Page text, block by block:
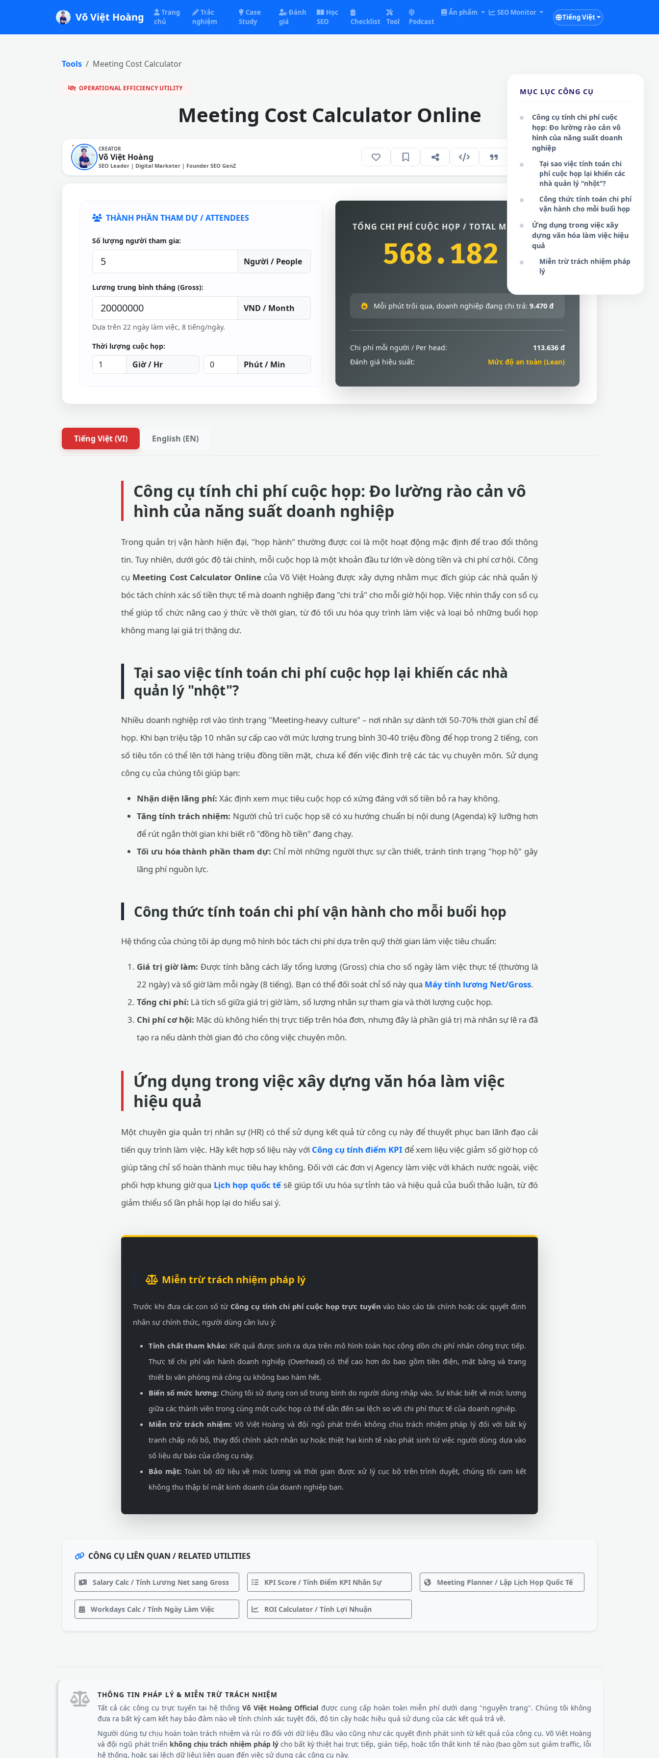
Võ Việt Hoàng
Trang
chủ
Trắc
nghiệm
Case
Study
Đánh
giá
Học
SEO
Checklist Tool Podcast
Ấn phẩm SEO Monitor
Tiếng Việt
Tools Meeting Cost Calculator
OPERATIONAL EFFICIENCY UTILITY
Meeting Cost Calculator Online
CREATOR
Võ Việt Hoàng
SEO Leader | Digital Marketer | Founder SEO GenZ
THÀNH PHẦN THAM DỰ / ATTENDEES
Số lượng người tham gia:
Người / People
Lương trung bình tháng (Gross):
VND / Month
Dựa trên 22 ngày làm việc, 8 tiếng/ngày.
Thời lượng cuộc họp:
Giờ / Hr Phút / Min
TỔNG CHI PHÍ CUỘC HỌP / TOTAL MEETING COST
568.182 đ
Mỗi phút trôi qua, doanh nghiệp đang chi trả: 9.470 đ
Chi phí mỗi người / Per head:
113.636 đ
Đánh giá hiệu suất:
Mức độ an toàn (Lean)
Tiếng Việt (VI) English (EN)
Công cụ tính chi phí cuộc họp: Đo lường rào cản vô
hình của năng suất doanh nghiệp
Trong quản trị vận hành hiện đại, "họp hành" thường được coi là một hoạt động mặc định để trao đổi thông
tin. Tuy nhiên, dưới góc độ tài chính, mỗi cuộc họp là một khoản đầu tư lớn về dòng tiền và chi phí cơ hội. Công
cụ Meeting Cost Calculator Online của Võ Việt Hoàng được xây dựng nhằm mục đích giúp các nhà quản lý
bóc tách chính xác số tiền thực tế mà doanh nghiệp đang "chi trả" cho mỗi giờ hội họp. Việc nhìn thấy con số cụ
thể giúp tổ chức nâng cao ý thức về thời gian, từ đó tối ưu hóa quy trình làm việc và loại bỏ những buổi họp
không mang lại giá trị thặng dư.
Tại sao việc tính toán chi phí cuộc họp lại khiến các nhà
quản lý "nhột"?
Nhiều doanh nghiệp rơi vào tình trạng "Meeting-heavy culture" – nơi nhân sự dành tới 50-70% thời gian chỉ để
họp. Khi bạn triệu tập 10 nhân sự cấp cao với mức lương trung bình 30-40 triệu đồng để họp trong 2 tiếng, con
số tiêu tốn có thể lên tới hàng triệu đồng tiền mặt, chưa kể đến việc đình trệ các tác vụ chuyên môn. Sử dụng
công cụ của chúng tôi giúp bạn:
Nhận diện lãng phí: Xác định xem mục tiêu cuộc họp có xứng đáng với số tiền bỏ ra hay không.
Tăng tính trách nhiệm: Người chủ trì cuộc họp sẽ có xu hướng chuẩn bị nội dung (Agenda) kỹ lưỡng hơn
để rút ngắn thời gian khi biết rõ "đồng hồ tiền" đang chạy.
Tối ưu hóa thành phần tham dự: Chỉ mời những người thực sự cần thiết, tránh tình trạng "họp hộ" gây
lãng phí nguồn lực.
Công thức tính toán chi phí vận hành cho mỗi buổi họp
Hệ thống của chúng tôi áp dụng mô hình bóc tách chi phí dựa trên quỹ thời gian làm việc tiêu chuẩn:
Giá trị giờ làm: Được tính bằng cách lấy tổng lương (Gross) chia cho số ngày làm việc thực tế (thường là
22 ngày) và số giờ làm mỗi ngày (8 tiếng). Bạn có thể đối soát chỉ số này qua Máy tính lương Net/Gross.
Tổng chi phí: Là tích số giữa giá trị giờ làm, số lượng nhân sự tham gia và thời lượng cuộc họp.
Chi phí cơ hội: Mặc dù không hiển thị trực tiếp trên hóa đơn, nhưng đây là phần giá trị mà nhân sự lẽ ra đã
tạo ra nếu dành thời gian đó cho công việc chuyên môn.
Ứng dụng trong việc xây dựng văn hóa làm việc
hiệu quả
Một chuyên gia quản trị nhân sự (HR) có thể sử dụng kết quả từ công cụ này để thuyết phục ban lãnh đạo cải
tiến quy trình làm việc. Hãy kết hợp số liệu này với Công cụ tính điểm KPI để xem liệu việc giảm số giờ họp có
giúp tăng chỉ số hoàn thành mục tiêu hay không. Đối với các đơn vị Agency làm việc với khách nước ngoài, việc
phối hợp khung giờ qua Lịch họp quốc tếsẽ giúp tối ưu hóa sự tỉnh táo và hiệu quả của buổi thảo luận, từ đó
giảm thiểu số lần phải họp lại do hiểu sai ý.
Miễn trừ trách nhiệm pháp lý
Trước khi đưa các con số từ Công cụ tính chi phí cuộc họp trực tuyến vào báo cáo tài chính hoặc các quyết định
nhân sự chính thức, người dùng cần lưu ý:
Tính chất tham khảo: Kết quả được sinh ra dựa trên mô hình toán học cộng dồn chi phí nhân công trực tiếp.
Thực tế chi phí vận hành doanh nghiệp (Overhead) có thể cao hơn do bao gồm tiền điện, mặt bằng và trang
thiết bị văn phòng mà công cụ không bao hàm hết.
Biến số mức lương:Chúng tôi sử dụng con số trung bình do người dùng nhập vào. Sự khác biệt về mức lương
giữa các thành viên trong cùng một cuộc họp có thể dẫn đến sai lệch so với chi phí thực tế của doanh nghiệp.
Miễn trừ trách nhiệm:Võ Việt Hoàng và đội ngũ phát triển không chịu trách nhiệm pháp lý đối với bất kỳ
tranh chấp nội bộ, thay đổi chính sách nhân sự hoặc thiệt hại kinh tế nào phát sinh từ việc người dùng dựa vào
số liệu dự báo của công cụ này.
Bảo mật:Toàn bộ dữ liệu về mức lương và thời gian được xử lý cục bộ trên trình duyệt, chúng tôi cam kết
không thu thập bí mật kinh doanh của doanh nghiệp bạn.
CÔNG CỤ LIÊN QUAN / RELATED UTILITIES
Salary Calc / Tính Lương Net sang Gross KPI Score / Tính Điểm KPI Nhân Sự Meeting Planner / Lập Lịch Họp Quốc Tế
Workdays Calc / Tính Ngày Làm Việc ROI Calculator / Tính Lợi Nhuận
THÔNG TIN PHÁP LÝ & MIỄN TRỪ TRÁCH NHIỆM
Tất cả các công cụ trực tuyến tại hệ thốngVõ Việt Hoàng Official được cung cấp hoàn toàn miễn phí dưới dạng "nguyên trạng". Chúng tôi không
đưa ra bất kỳ cam kết hay bảo đảm nào về tính chính xác tuyệt đối, độ tin cậy hoặc hiệu quả sử dụng của các kết quả trả về.
Người dùng tự chịu hoàn toàn trách nhiệm và rủi ro đối với dữ liệu đầu vào cũng như các quyết định phát sinh từ kết quả của công cụ. Võ Việt Hoàng
và đội ngũ phát triển không chịu trách nhiệm pháp lýcho bất kỳ thiệt hại trực tiếp, gián tiếp, hoặc tổn thất kinh tế nào (bao gồm sụt giảm traffic, lỗi
hệ thống, hoặc sai lệch dữ liệu) liên quan đến việc sử dụng các công cụ này.
MỤC LỤC CÔNG CỤ
Công cụ tính chi phí cuộc
họp: Đo lường rào cản vô
hình của năng suất doanh
nghiệp
Tại sao việc tính toán chi
phí cuộc họp lại khiến các
nhà quản lý "nhột"?
Công thức tính toán chi phí
vận hành cho mỗi buổi họp
Ứng dụng trong việc xây
dựng văn hóa làm việc hiệu
quả
Miễn trừ trách nhiệm pháp
lý